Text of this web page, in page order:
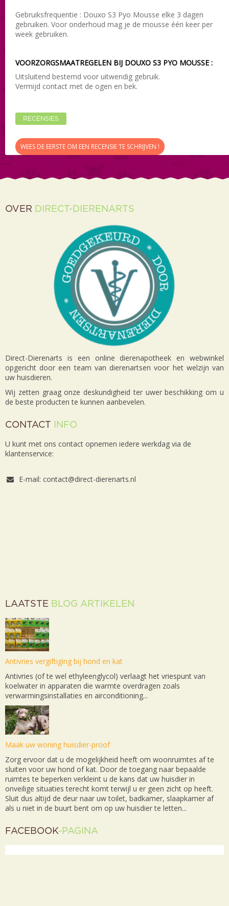
Gebruiksfrequentie : Douxo S3 Pyo Mousse elke 3 dagen
gebruiken. Voor onderhoud mag je de mousse één keer per
week gebruiken.
VOORZORGSMAATREGELEN BIJ DOUXO S3 PYO MOUSSE :
Uitsluitend bestemd voor uitwendig gebruik.
Vermijd contact met de ogen en bek.
RECENSIES
WEES DE EERSTE OM EEN RECENSIE TE SCHRIJVEN !
OVER DIRECT-DIERENARTS
Direct-Dierenarts is een online dierenapotheek en webwinkel
opgericht door een team van dierenartsen voor het welzijn van
uw huisdieren.
Wij zetten graag onze deskundigheid ter uwer beschikking om u
de beste producten te kunnen aanbevelen.
CONTACT INFO
U kunt met ons contact opnemen iedere werkdag via de
klantenservice:
E-mail: contact@direct-dierenarts.nl
LAATSTE BLOG ARTIKELEN
Antivries vergiftiging bij hond en kat
Antivries (of te wel ethyleenglycol) verlaagt het vriespunt van
koelwater in apparaten die warmte overdragen zoals
verwarmingsinstallaties en airconditioning...
Maak uw woning huisdier-proof
Zorg ervoor dat u de mogelijkheid heeft om woonruimtes af te
sluiten voor uw hond of kat. Door de toegang naar bepaalde
ruimtes te beperken verkleint u de kans dat uw huisdier in
onveilige situaties terecht komt terwijl u er geen zicht op heeft.
Sluit dus altijd de deur naar uw toilet, badkamer, slaapkamer af
als u niet in de buurt bent om op uw huisdier te letten...
FACEBOOK-PAGINA